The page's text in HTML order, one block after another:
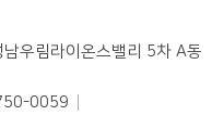
우림라이온스밸리 5차 A동
0059